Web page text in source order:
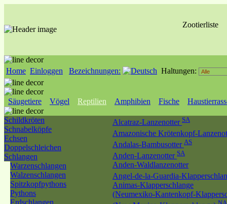
Zootierliste
Home Einloggen Bezeichnungen: Haltungen:
Säugetiere Vögel Reptilien Amphibien Fische
Schildkröten
Schnabelköpfe
Echsen
Doppelschleichen
Schlangen
Warzenschlangen
Walzenschlangen
Spitzkopfpythons
Pythons
Erdschlangen
Alcatraz-Lanzenotter SA
Amazonische Krötenkopf-
Andalas-Bambusotter AS
Anden-Lanzenotter SA
Anden-Waldlanzenotter
Angel-de-la-Guardia-
Animas-Klapperschlange
(Neumexiko-Kantenkopf-